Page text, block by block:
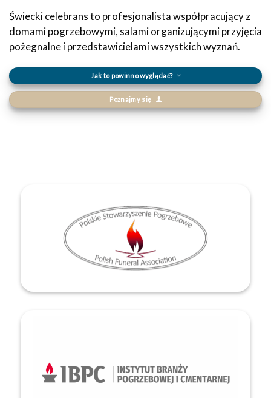
Świecki celebrans to profesjonalista współpracujący z
domami pogrzebowymi, salami organizującymi przyjęcia
pożegnalne i przedstawicielami wszystkich wyznań.
Jak to powinno wyglądać?
Poznajmy się